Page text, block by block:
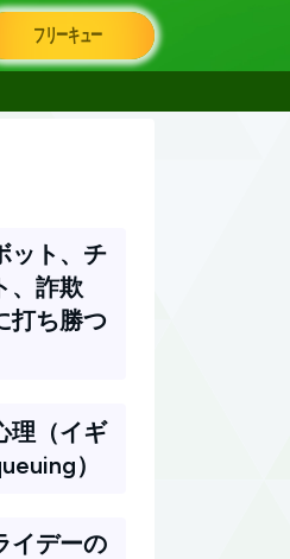
フリーキュー
ット、チ
、詐欺
打ち勝つ
理（イギ
）
イデーの